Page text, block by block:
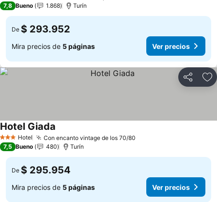
7,8 Bueno 1.868 Turín
De $ 293.952
Mira precios de 5 páginas Ver precios
Compartir
3 Estrellas
Hotel Con encanto vintage de los 70/80
Hotel Giada
7,5 Bueno 480 Turín
De $ 295.954
Mira precios de 5 páginas Ver precios